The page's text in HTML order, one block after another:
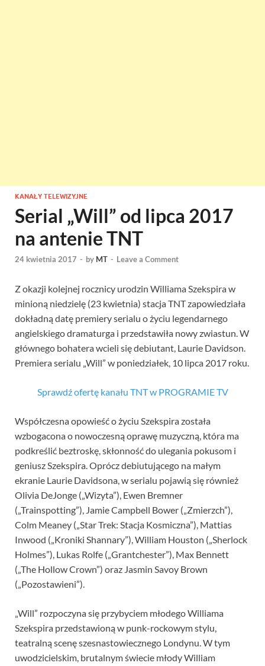
KANAŁY TELEWIZYJNE
Serial „Will” od lipca 2017
na antenie TNT
24 kwietnia 2017 - by MT - Leave a Comment
Z okazji kolejnej rocznicy urodzin Williama Szekspira w
minioną niedzielę (23 kwietnia) stacja TNT zapowiedziała
dokładną datę premiery serialu o życiu legendarnego
angielskiego dramaturga i przedstawiła nowy zwiastun. W
głównego bohatera wcieli się debiutant, Laurie Davidson.
Premiera serialu „Will” w poniedziałek, 10 lipca 2017 roku.
Sprawdź ofertę kanału TNT w PROGRAMIE TV
Współczesna opowieść o życiu Szekspira została
wzbogacona o nowoczesną oprawę muzyczną, która ma
podkreślić beztroskę, skłonność do ulegania pokusom i
geniusz Szekspira. Oprócz debiutującego na małym
ekranie Laurie Davidsona, w serialu pojawią się również
Olivia DeJonge („Wizyta”), Ewen Bremner
(„Trainspotting”), Jamie Campbell Bower („Zmierzch”),
Colm Meaney („Star Trek: Stacja Kosmiczna”), Mattias
Inwood („Kroniki Shannary”), William Houston („Sherlock
Holmes”), Lukas Rolfe („Grantchester”), Max Bennett
(„The Hollow Crown”) oraz Jasmin Savoy Brown
(„Pozostawieni”).
„Will” rozpoczyna się przybyciem młodego Williama
Szekspira przedstawioną w punk-rockowym stylu,
teatralną scenę szesnastowiecznego Londynu. W tym
uwodzicielskim, brutalnym świecie młody William